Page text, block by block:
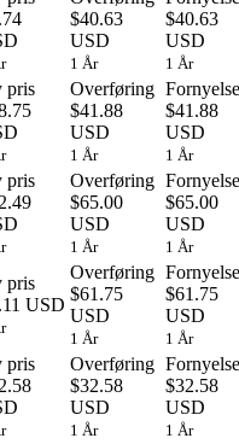
$40.63
USD
1 År
$40.63
USD
1 År
pris
Overføring
$41.88
USD
1 År
Fornyelse
$41.88
USD
1 År
pris
Overføring
$65.00
USD
1 År
Fornyelse
$65.00
USD
1 År
pris
USD
Overføring
$61.75
USD
1 År
Fornyelse
$61.75
USD
1 År
pris
Overføring
$32.58
USD
1 År
Fornyelse
$32.58
USD
1 År